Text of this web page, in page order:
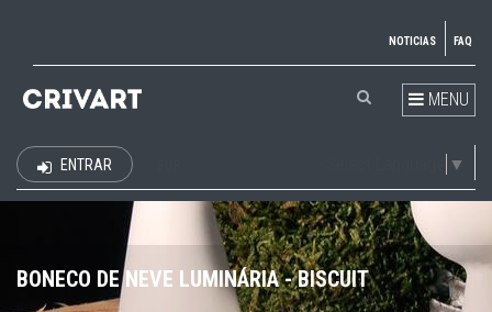
NOTICIAS FAQ
MENU
▼
ENTRAR
BONECO DE NEVE LUMINÁRIA - BISCUIT